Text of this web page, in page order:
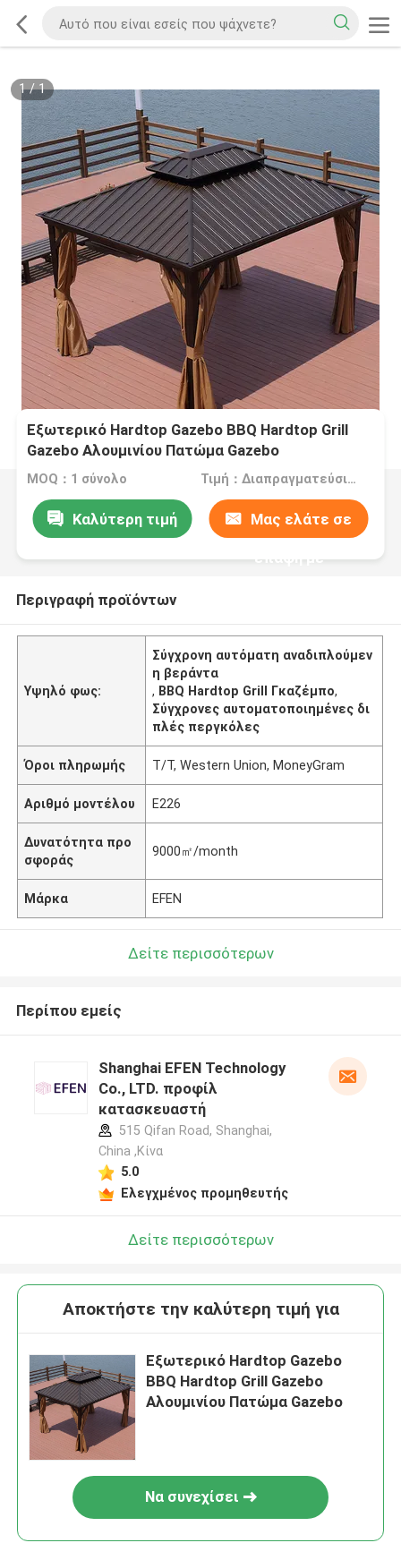
1/1
Εξωτερικό Hardtop Gazebo BBQ Hardtop Grill
Gazebo Αλουμινίου Πατώμα Gazebo
MOQ：1 σύνολο Τιμή：Διαπραγματεύσιμα
Καλύτερη τιμή Μας ελάτε σε
επαφή με
Περιγραφή προϊόντων
Υψηλό φως:
Σύγχρονη αυτόματη αναδιπλούμεν
η βεράντα
, BBQ Hardtop Grill Γκαζέμπο,
Σύγχρονες αυτοματοποιημένες δι
πλές περγκόλες
Όροι πληρωμής T/T, Western Union, MoneyGram
Αριθμό μοντέλου E226
Δυνατότητα προ
σφοράς
9000㎡/month
Μάρκα EFEN
Δείτε περισσότερων
Περίπου εμείς
Shanghai EFEN Technology
Co., LTD. προφίλ
κατασκευαστή
515 Qifan Road, Shanghai,
China ,Κίνα
5.0
Ελεγχμένος προμηθευτής
Δείτε περισσότερων
Αποκτήστε την καλύτερη τιμή για
Εξωτερικό Hardtop Gazebo
BBQ Hardtop Grill Gazebo
Αλουμινίου Πατώμα Gazebo
Να συνεχίσει